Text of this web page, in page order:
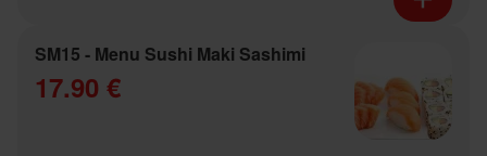
SM15 - Menu Sushi Maki Sashimi
17.90 €